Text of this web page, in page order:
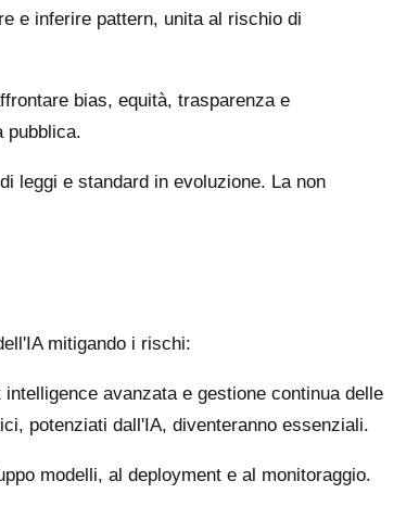
e inferire pattern, unita al rischio di
bias, equità, trasparenza e
pubblica.
leggi e standard in evoluzione. La non
mitigando i rischi:
avanzata e gestione continua delle
potenziati dall'IA, diventeranno essenziali.
modelli, al deployment e al monitoraggio.